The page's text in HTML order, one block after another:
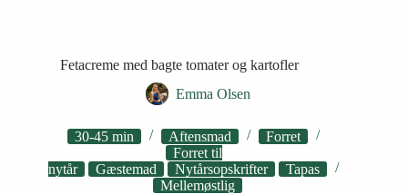
Fetacreme med bagte tomater og kartofler
Emma Olsen
30-45 min Aftensmad
Forret
Forret til
nytår
Gæstemad Nytårsopskrifter
Tapas
Mellemøstlig